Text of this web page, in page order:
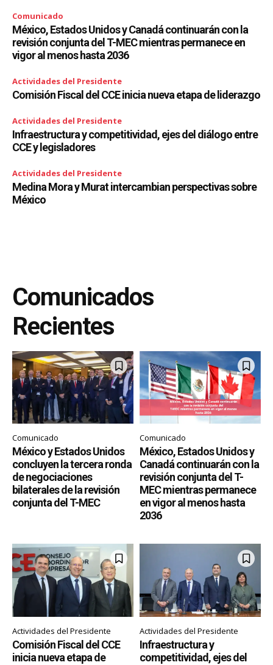
Comunicado
México, Estados Unidos y Canadá continuarán con la
revisión conjunta del T-MEC mientras permanece en
vigor al menos hasta 2036
Actividades del Presidente
Comisión Fiscal del CCE inicia nueva etapa de liderazgo
Actividades del Presidente
Infraestructura y competitividad, ejes del diálogo entre
CCE y legisladores
Actividades del Presidente
Medina Mora y Murat intercambian perspectivas sobre
México
Comunicados
Recientes
Comunicado
México y Estados Unidos
concluyen la tercera ronda
de negociaciones
bilaterales de la revisión
conjunta del T-MEC
Comunicado
México, Estados Unidos y
Canadá continuarán con la
revisión conjunta del T-
MEC mientras permanece
en vigor al menos hasta
2036
Actividades del Presidente
Comisión Fiscal del CCE
inicia nueva etapa de
Actividades del Presidente
Infraestructura y
competitividad, ejes del